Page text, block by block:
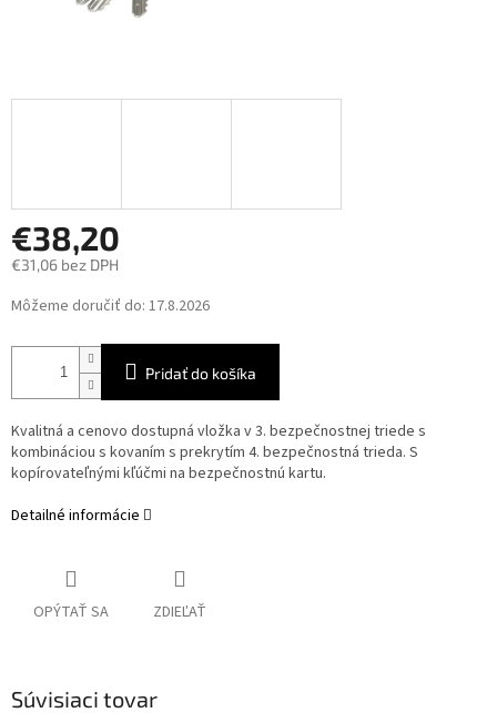
€38,20
€31,06 bez DPH
Jednotková
cena:
Môžeme doručiť do: 17.8.2026
Pridať do košíka
Kvalitná a cenovo dostupná vložka v 3. bezpečnostnej triede s
kombináciou s kovaním s prekrytím 4. bezpečnostná trieda. S
kopírovateľnými kľúčmi na bezpečnostnú kartu.
Detailné informácie
OPÝTAŤ SA ZDIEĽAŤ
Súvisiaci tovar